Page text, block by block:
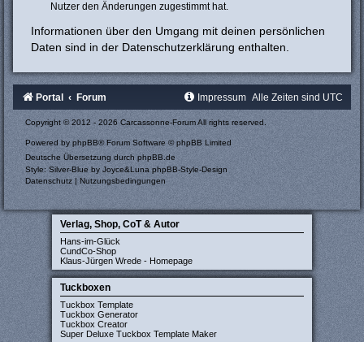
Nutzer den Änderungen zugestimmt hat.
Informationen über den Umgang mit deinen persönlichen
Daten sind in der Datenschutzerklärung enthalten.
Portal Forum Alle Zeiten sind UTC
Impressum
Copyright © 2012 - 2026 Carcassonne-Forum All rights reserved.
Powered by phpBB® Forum Software © phpBB Limited
Deutsche Übersetzung durch phpBB.de
Style: Silver-Blue by Joyce&LunaphpBB-Style-Design
Datenschutz |Nutzungsbedingungen
Verlag, Shop, CoT & Autor
Hans-im-Glück
CundCo-Shop
Klaus-Jürgen Wrede - Homepage
Tuckboxen
Tuckbox Template
Tuckbox Generator
Tuckbox Creator
Super Deluxe Tuckbox Template Maker